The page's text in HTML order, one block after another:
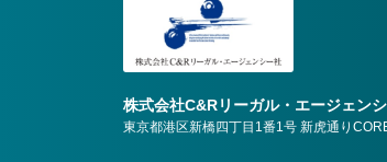
株式会社C&Rリーガル・エージェン
東京都港区新橋四丁目1番1号 新虎通り